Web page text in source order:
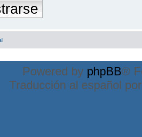
Powered by phpBB®
Traducción al español